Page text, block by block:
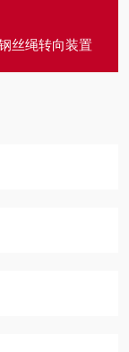
丝绳转向装置